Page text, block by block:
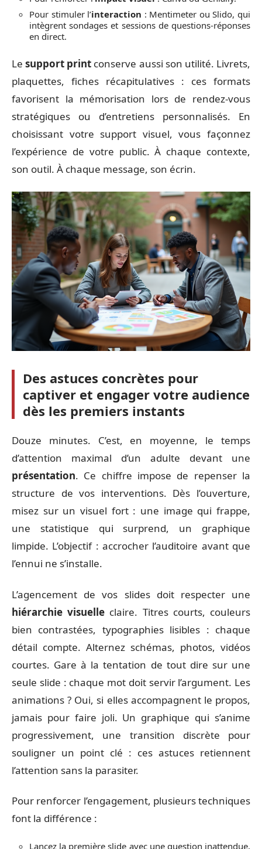
Pour stimuler l’interaction : Mentimeter ou Slido, qui
intègrent sondages et sessions de questions-réponses
en direct.
Lesupport print conserve aussi son utilité. Livrets,
plaquettes, fiches récapitulatives : ces formats
favorisent la mémorisation lors de rendez-vous
stratégiques ou d’entretiens personnalisés. En
choisissant votre support visuel, vous façonnez
l’expérience de votre public. À chaque contexte,
son outil. À chaque message, son écrin.
Des astuces concrètes pour
captiver et engager votre audience
dès les premiers instants
Douze minutes. C’est, en moyenne, le temps
d’attention maximal d’un adulte devant une
présentation. Ce chiffre impose de repenser la
structure de vos interventions. Dès l’ouverture,
misez sur un visuel fort : une image qui frappe,
une statistique qui surprend, un graphique
limpide. L’objectif : accrocher l’auditoire avant que
l’ennui ne s’installe.
L’agencement de vos slides doit respecter une
hiérarchie visuelle claire. Titres courts, couleurs
bien contrastées, typographies lisibles : chaque
détail compte. Alternez schémas, photos, vidéos
courtes. Gare à la tentation de tout dire sur une
seule slide : chaque mot doit servir l’argument. Les
animations ? Oui, si elles accompagnent le propos,
jamais pour faire joli. Un graphique qui s’anime
progressivement, une transition discrète pour
souligner un point clé : ces astuces retiennent
l’attention sans la parasiter.
Pour renforcer l’engagement, plusieurs techniques
font la différence :
Lancez la première slide avec une question inattendue,